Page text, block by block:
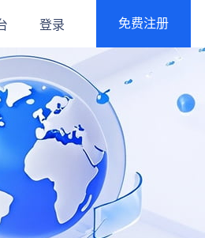
登录 免费注册